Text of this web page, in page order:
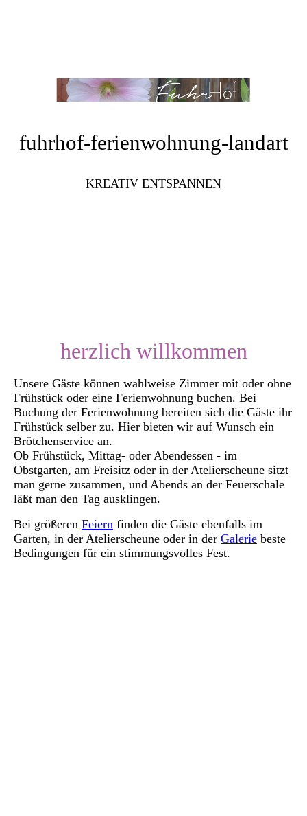
fuhrhof-ferienwohnung-landart
KREATIV ENTSPANNEN
herzlich willkommen
Unsere Gäste können wahlweise Zimmer mit oder ohne
Frühstück oder eine Ferienwohnung buchen. Bei
Buchung der Ferienwohnung bereiten sich die Gäste ihr
Frühstück selber zu. Hier bieten wir auf Wunsch ein
Brötchenservice an.
Ob Frühstück, Mittag- oder Abendessen - im
Obstgarten, am Freisitz oder in der Atelierscheune sitzt
man gerne zusammen, und Abends an der Feuerschale
läßt man den Tag ausklingen.
Bei größeren Feiern finden die Gäste ebenfalls im
Garten, in der Atelierscheune oder in der Galerie beste
Bedingungen für ein stimmungsvolles Fest.